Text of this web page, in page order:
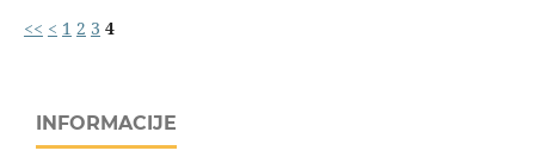
<< < 1 2 3 4
INFORMACIJE